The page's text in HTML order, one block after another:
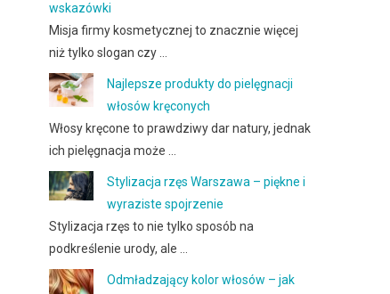
wskazówki
Misja firmy kosmetycznej to znacznie więcej
niż tylko slogan czy …
Najlepsze produkty do pielęgnacji
włosów kręconych
Włosy kręcone to prawdziwy dar natury, jednak
ich pielęgnacja może …
Stylizacja rzęs Warszawa – piękne i
wyraziste spojrzenie
Stylizacja rzęs to nie tylko sposób na
podkreślenie urody, ale …
Odmładzający kolor włosów – jak